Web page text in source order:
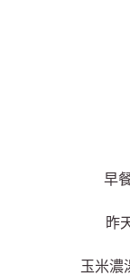
早
昨
玉米濃